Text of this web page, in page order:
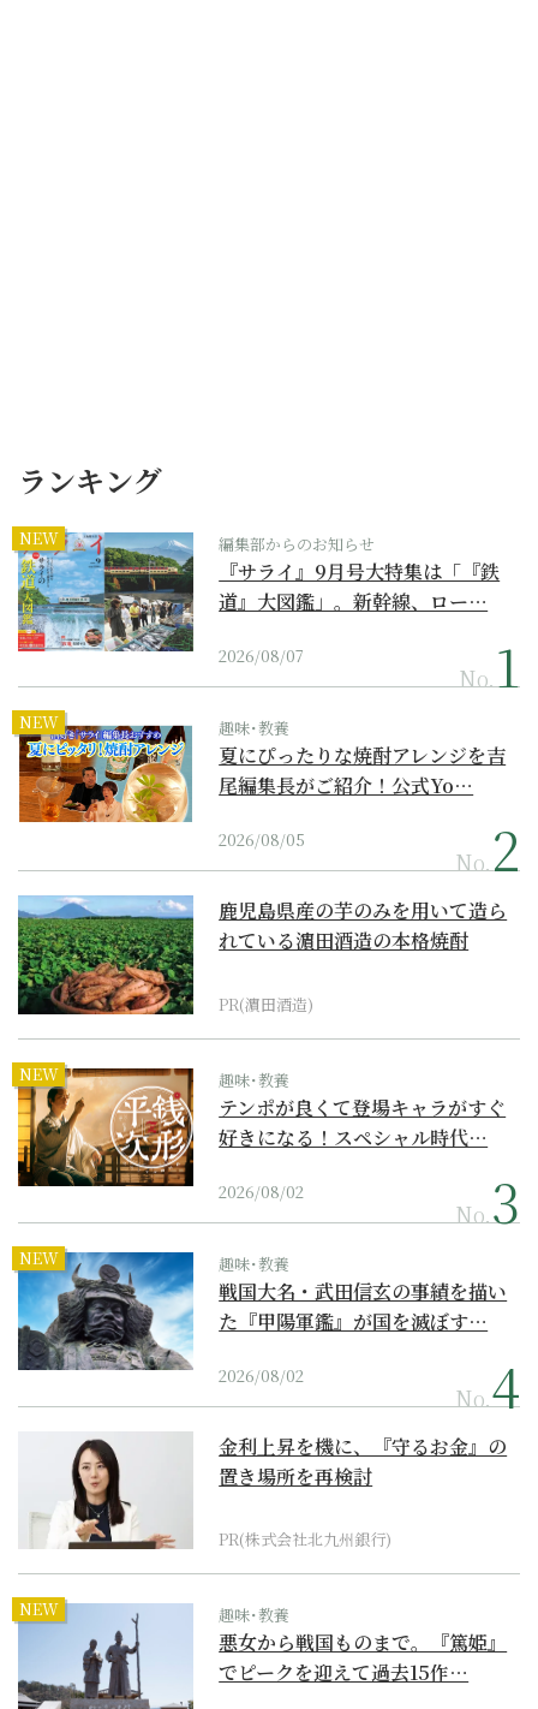
ランキング
NEW 編集部からのお知らせ
『サライ』9月号大特集は「『鉄
道』大図鑑」。新幹線、ロー…
2026/08/07
No.
NEW 趣味･教養
夏にぴったりな焼酎アレンジを吉
尾編集長がご紹介！公式Yo…
2026/08/05
No.
鹿児島県産の芋のみを用いて造ら
れている濵田酒造の本格焼酎
PR(濵田酒造)
NEW 趣味･教養
テンポが良くて登場キャラがすぐ
好きになる！スペシャル時代…
2026/08/02
No.
NEW 趣味･教養
戦国大名・武田信玄の事績を描い
た『甲陽軍鑑』が国を滅ぼす…
2026/08/02
No.
金利上昇を機に、『守るお金』の
置き場所を再検討
PR(株式会社北九州銀行)
NEW 趣味･教養
悪女から戦国ものまで。『篤姫』
でピークを迎えて過去15作…